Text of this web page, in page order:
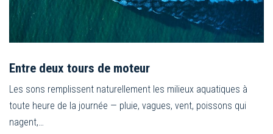
Entre deux tours de moteur
Les sons remplissent naturellement les milieux aquatiques à
toute heure de la journée — pluie, vagues, vent, poissons qui
nagent,…